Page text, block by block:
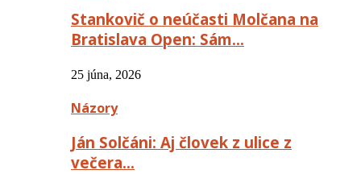
Stankovič o neúčasti Molčana na
Bratislava Open: Sám…
25 júna, 2026
Názory
Ján Solčáni: Aj človek z ulice z
večera…